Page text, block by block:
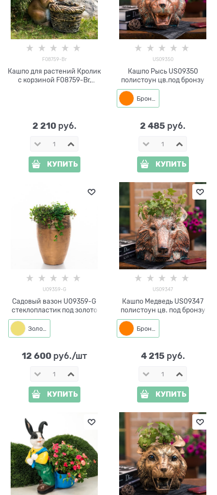
F08759-Br
Кашпо для растений Кролик
с корзиной F08759-Br,
2 210 руб.
КУПИТЬ
US09350
Кашпо Рысь US09350
полистоун цв.под бронзу
2 485 руб.
КУПИТЬ
U09359-G
Садовый вазон U09359-G
стеклопластик под золото
12 600 руб./шт
КУПИТЬ
US09347
Кашпо Медведь US09347
полистоун цв. под бронзу
4 215 руб.
КУПИТЬ